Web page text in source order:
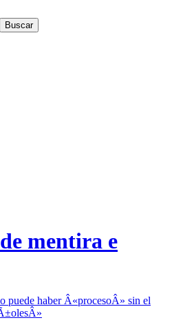
mentira e
puede haber Â«procesoÂ» sin el